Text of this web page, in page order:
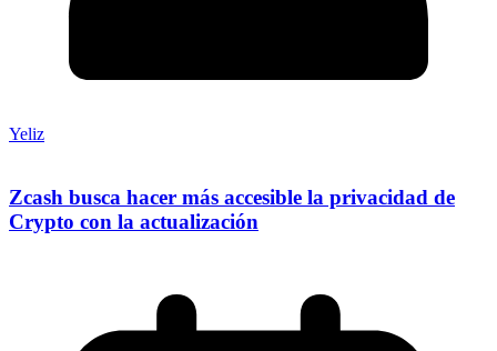
Yeliz
Zcash busca hacer más accesible la privacidad de
Crypto con la actualización